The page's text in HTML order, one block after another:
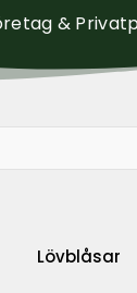
&
Lövblåsar